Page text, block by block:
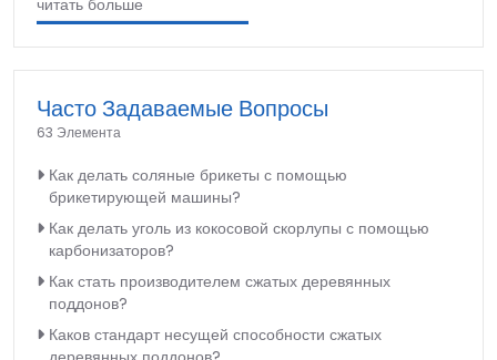
Часто Задаваемые Вопросы
63 Элемента
Как делать соляные брикеты с помощью
брикетирующей машины?
Как делать уголь из кокосовой скорлупы с помощью
карбонизаторов?
Как стать производителем сжатых деревянных
поддонов?
Каков стандарт несущей способности сжатых